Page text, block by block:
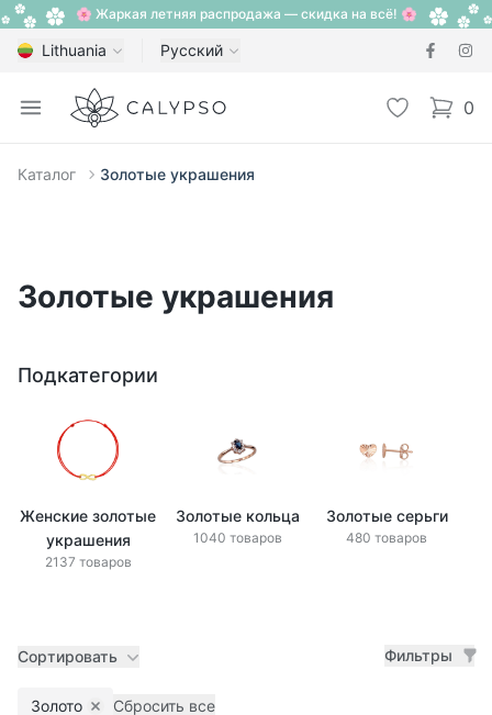
🌸 Жаркая летняя распродажа — скидка на всё! 🌸
Lithuania Русский
Open menu
Calypso Избранное
0
items
Каталог Золотые украшения
Золотые украшения
Подкатегории
Женские золотые
украшения
2137 товаров
Золотые кольца
1040 товаров
Золотые серьги
480 товаров
Сортировать Фильтры
Золото Сбросить все